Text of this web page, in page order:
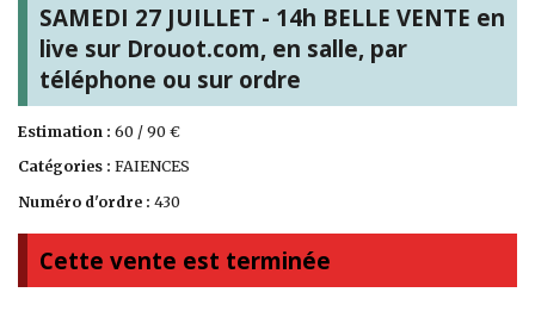
SAMEDI 27 JUILLET - 14h BELLE VENTE en
live sur Drouot.com, en salle, par
téléphone ou sur ordre
Estimation : 60 / 90 €
Catégories : FAIENCES
Numéro d'ordre : 430
Cette vente est terminée